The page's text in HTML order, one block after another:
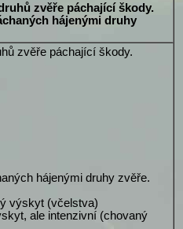
zvěře páchající škody.
hájenými druhy
zvěře páchající škody.
hájenými druhy zvěře.
výskyt (včelstva)
ale intenzivní (chovaný